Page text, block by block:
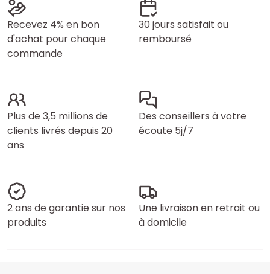
Recevez 4% en bon
d'achat pour chaque
commande
30 jours satisfait ou
remboursé
Plus de 3,5 millions de
clients livrés depuis 20
ans
Des conseillers à votre
écoute 5j/7
2 ans de garantie sur nos
produits
Une livraison en retrait ou
à domicile